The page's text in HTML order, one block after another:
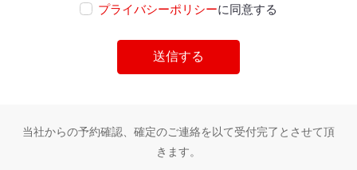
プライバシーポリシーに同意する
当社からの予約確認、確定のご連絡を以て受付完了とさせて頂
きます。